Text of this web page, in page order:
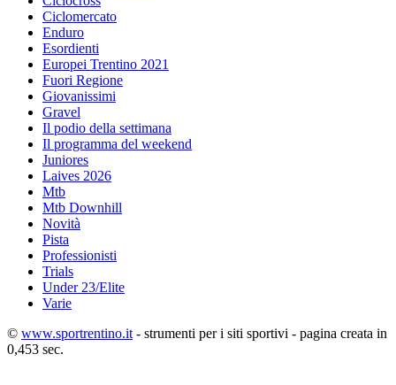
Ciclomercato
Enduro
Esordienti
Europei Trentino 2021
Fuori Regione
Giovanissimi
Gravel
Il podio della settimana
Il programma del weekend
Juniores
Laives 2026
Mtb
Mtb Downhill
Novità
Pista
Professionisti
Trials
Under 23/Elite
Varie
© www.sportrentino.it - strumenti per i siti sportivi - pagina creata in
0,453 sec.